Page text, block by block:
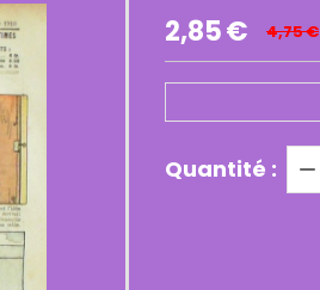
2,85€ 4,75€
Quantité :